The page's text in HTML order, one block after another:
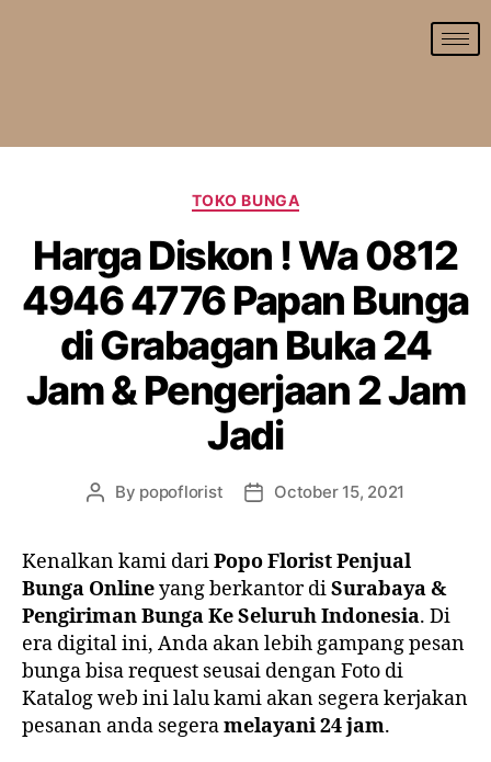
TOKO BUNGA
Harga Diskon ! Wa 0812
4946 4776 Papan Bunga
di Grabagan Buka 24
Jam & Pengerjaan 2 Jam
Jadi
By popoflorist October 15, 2021
Kenalkan kami dariPopo Florist Penjual
Bunga Onlineyang berkantor diSurabaya &
Pengiriman Bunga Ke Seluruh Indonesia. Di
era digital ini, Anda akan lebih gampang pesan
bunga bisa request seusai dengan Foto di
Katalog web ini lalu kami akan segera kerjakan
pesanan anda segeramelayani 24 jam.